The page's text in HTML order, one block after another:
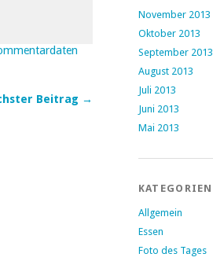
Beitrag →
November 2013
Oktober 2013
September 2013
August 2013
Juli 2013
Juni 2013
Mai 2013
KATEGORIEN
Allgemein
Essen
Foto des Tages